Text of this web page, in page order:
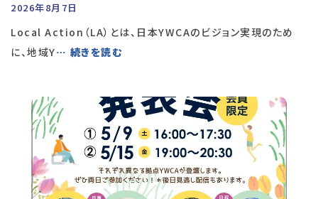
2026年8月7日
Local Action（LA）とは、日本YWCAのビジョン実現のため
に、地域Y… 続きを読む